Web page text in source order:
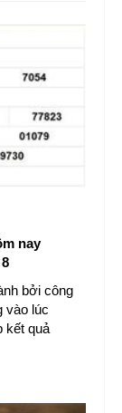
nay
bởi công
vào lúc
kết quả